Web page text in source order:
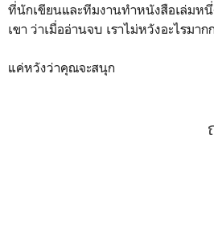
ที่นักเขียนและทีมงานทำหนังสือเล่มห
เขา ว่าเมื่ออ่านจบ เราไม่หวังอะไรมาก
แค่หวังว่าคุณจะสนุก